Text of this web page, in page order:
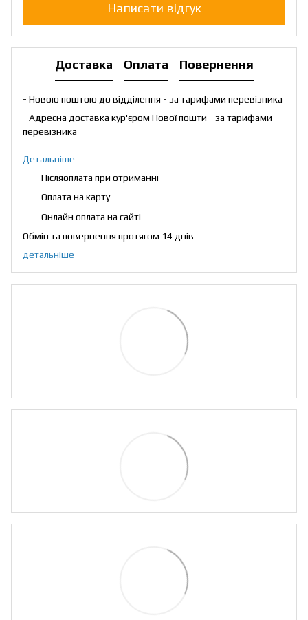
Написати відгук
Доставка Оплата Повернення
- Новою поштою до відділення - за тарифами перевізника
- Адресна доставка кур'єром Нової пошти - за тарифами
перевізника
Детальніше
Післяоплата при отриманні
Оплата на карту
Онлайн оплата на сайті
Обмін та повернення протягом 14 днів
детальніше